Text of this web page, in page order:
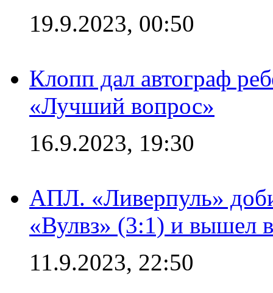
19.9.2023, 00:50
Клопп дал автограф
«Лучший вопрос»
16.9.2023, 19:30
АПЛ. «Ливерпуль»
«Вулвз» (3:1) и вышел
11.9.2023, 22:50